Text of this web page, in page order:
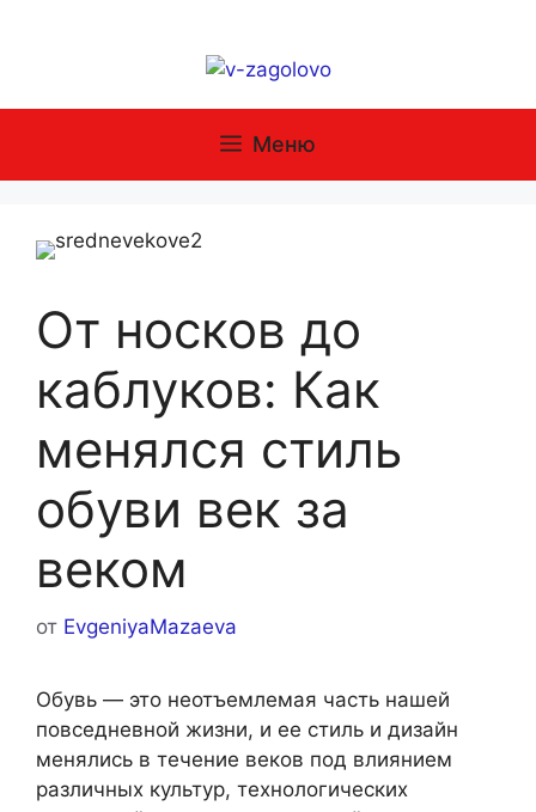
Меню
От носков до
каблуков: Как
менялся стиль
обуви век за
веком
от EvgeniyaMazaeva
Обувь — это неотъемлемая часть нашей
повседневной жизни, и ее стиль и дизайн
менялись в течение веков под влиянием
различных культур, технологических